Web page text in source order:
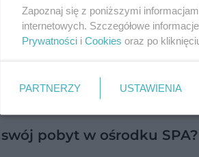
pobyt w ośrodku SPA?
Zapoznaj się z poniższymi
internetowych. Szczegółowe
Prywatności i Cookies oraz po
PARTNERZY USTAWIENIA